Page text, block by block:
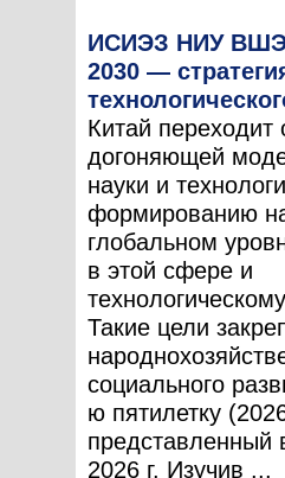
ИСИЭЗ НИУ
2030 —
Китай переходит
догоняющей
науки и
формированию
глобальном
в этой сфере и
Такие цели
социального
ю пятилетку
представленный
2026 г. Изучив ...